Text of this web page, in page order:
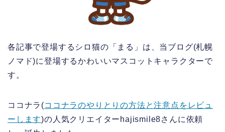
各記事で登場するシロ猫の「まる」は、当ブログ(札幌
ノマド)に登場するかわいいマスコットキャラクターで
す。
ココナラ(ココナラのやりとりの方法と注意点をレビュ
ーします)の人気クリエイターhajismile8さんに依頼